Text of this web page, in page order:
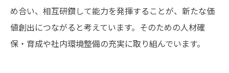
め合い、相互研鑽して能力を発揮することが、新たな価
値創出につながると考えています。そのための人材確
保・育成や社内環境整備の充実に取り組んでいます。